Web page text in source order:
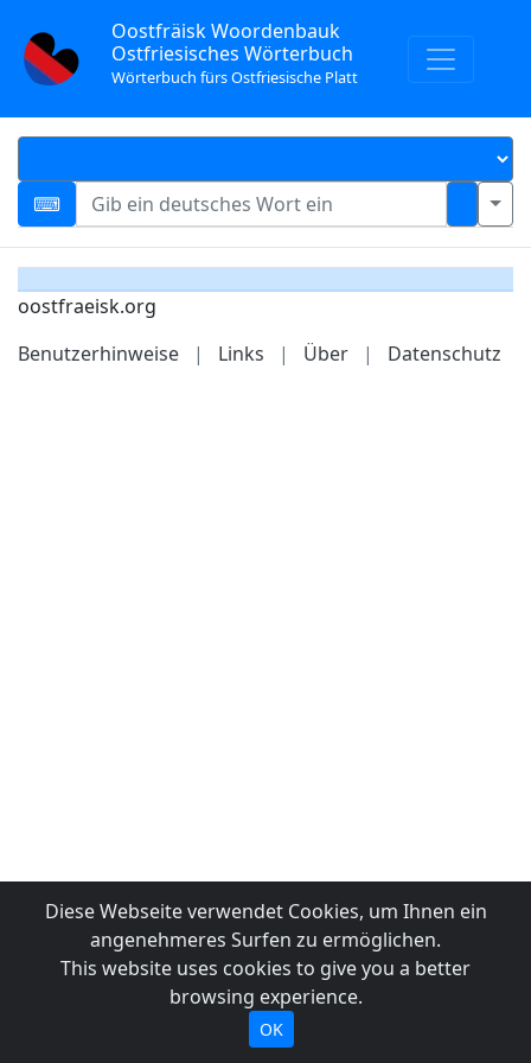
Oostfräisk Woordenbauk
Ostfriesisches Wörterbuch
Wörterbuch fürs Ostfriesische Platt
oostfraeisk.org
Benutzerhinweise
| Links | Über | Datenschutz
Diese Webseite verwendet Cookies, um Ihnen ein
angenehmeres Surfen zu ermöglichen.
This website uses cookies to give you a better
browsing experience.
OK